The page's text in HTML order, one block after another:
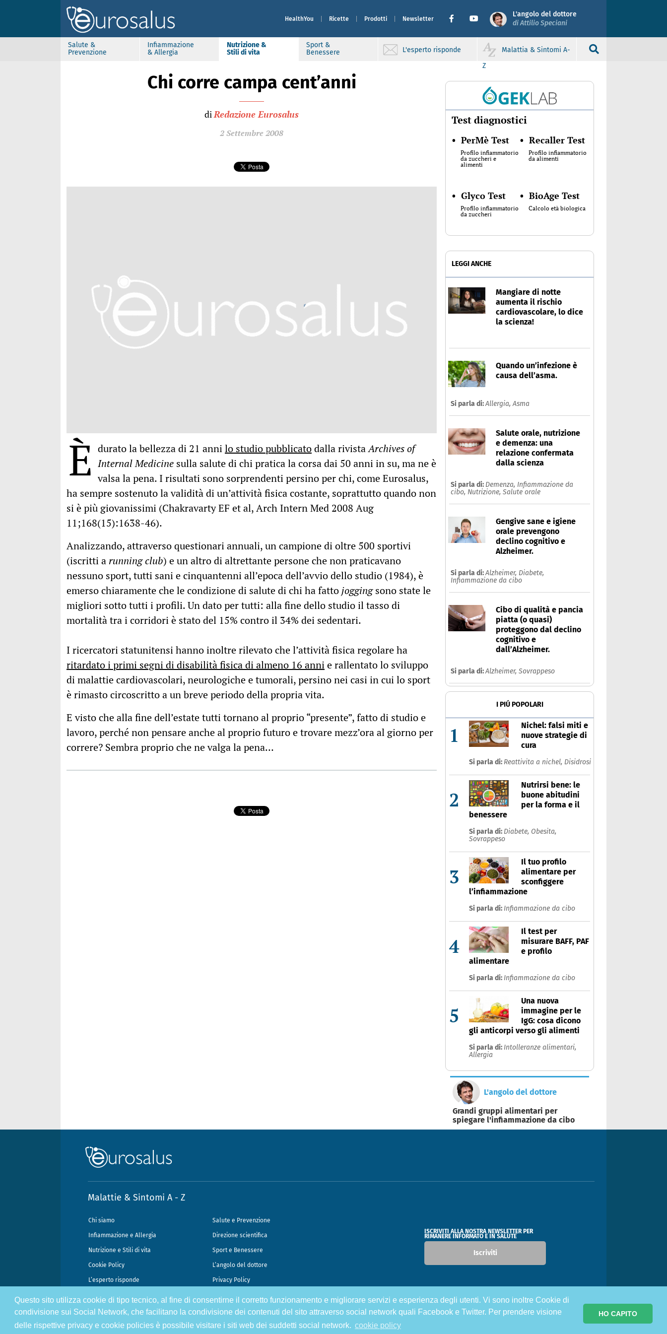
Questo sito utilizza cookie di tipo tecnico, al fine di consentirne il corretto funzionamento e migliorare servizi e esperienza degli utenti. Vi sono inoltre Cookie di
condivisione sui Social Network, che facilitano la condivisione dei contenuti del sito attraverso social network quali Facebook e Twitter. Per prendere visione
delle rispettive privacy e cookie policies è possibile visitare i siti web dei suddetti social network. cookie policy
HO CAPITO
HealthYou Ricette Prodotti Newsletter
L'angolo del dottore
di Attilio Speciani
Salute &
Prevenzione
Infiammazione
& Allergia
Nutrizione &
Stili di vita
Sport &
Benessere
L'esperto risponde
Malattia & Sintomi A-
Z
Chi corre campa cent’anni
diRedazione Eurosalus
2 Settembre 2008
È durato la bellezza di 21 annilo studio pubblicatodalla rivistaArchives of
Internal Medicine sulla salute di chi pratica la corsa dai 50 anni in su, ma ne è
valsa la pena. I risultati sono sorprendenti persino per chi, come Eurosalus,
ha sempre sostenuto la validità di un’attività fisica costante, soprattutto quando non
si è più giovanissimi (Chakravarty EF et al, Arch Intern Med 2008 Aug
11;168(15):1638-46).
Analizzando, attraverso questionari annuali, un campione di oltre 500 sportivi
(iscritti a running club) e un altro di altrettante persone che non praticavano
nessuno sport, tutti sani e cinquantenni all’epoca dell’avvio dello studio (1984), è
emerso chiaramente che le condizione di salute di chi ha fattojoggingsono state le
migliori sotto tutti i profili. Un dato per tutti: alla fine dello studio il tasso di
mortalità tra i corridori è stato del 15% contro il 34% dei sedentari.
I ricercatori statunitensi hanno inoltre rilevato che l’attività fisica regolare ha
ritardato i primi segni di disabilità fisica di almeno 16 annie rallentato lo sviluppo
di malattie cardiovascolari, neurologiche e tumorali, persino nei casi in cui lo sport
è rimasto circoscritto a un breve periodo della propria vita.
E visto che alla fine dell’estate tutti tornano al proprio “presente”, fatto di studio e
lavoro, perché non pensare anche al proprio futuro e trovare mezz’ora al giorno per
correre? Sembra proprio che ne valga la pena…
Test diagnostici
• PerMè Test
Profilo infiammatorio
da zuccheri e
alimenti
• Recaller Test
Profilo infiammatorio
da alimenti
• Glyco Test
Profilo infiammatorio
da zuccheri
• BioAge Test
Calcolo età biologica
LEGGI ANCHE
Mangiare di notte
aumenta il rischio
cardiovascolare, lo dice
la scienza!
Quando un’infezione è
causa dell’asma.
Si parla di:Allergia,Asma
Salute orale, nutrizione
e demenza: una
relazione confermata
dalla scienza
Si parla di: Demenza, Infiammazione da
cibo, Nutrizione, Salute orale
Gengive sane e igiene
orale prevengono
declino cognitivo e
Alzheimer.
Si parla di:Alzheimer, Diabete,
Infiammazione da cibo
Cibo di qualità e pancia
piatta (o quasi)
proteggono dal declino
cognitivo e
dall’Alzheimer.
Si parla di:Alzheimer, Sovrappeso
I PIÚ POPOLARI
1
Nichel: falsi miti e
nuove strategie di
cura
Si parla di: Reattivita a nichel, Disidrosi
2
Nutrirsi bene: le
buone abitudini
per la forma e il
benessere
Si parla di: Diabete, Obesita,
Sovrappeso
3
Il tuo profilo
alimentare per
sconfiggere
l’infiammazione
Si parla di: Infiammazione da cibo
4
Il test per
misurare BAFF, PAF
e profilo
alimentare
Si parla di: Infiammazione da cibo
5
Una nuova
immagine per le
IgG: cosa dicono
gli anticorpi verso gli alimenti
Si parla di: Intolleranze alimentari,
Allergia
L'angolo del dottore
Grandi gruppi alimentari per
spiegare l'infiammazione da cibo
Malattie & Sintomi A - Z
Chi siamo Salute e Prevenzione
Infiammazione e Allergia Direzione scientifica
Nutrizione e Stili di vita Sport e Benessere
Cookie Policy L’angolo del dottore
L’esperto risponde Privacy Policy
ISCRIVITI ALLA NOSTRA NEWSLETTER PER
RIMANERE INFORMATO E IN SALUTE
Iscriviti
@2026 - Gek Srl, P.IVA 07333890965 - Direzione Scientifica Dottor Attilio Francesco Speciani